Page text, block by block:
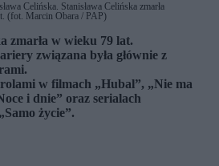
Celińska. Stanisława Celińska zmarła
(fot. Marcin Obara / PAP)
zmarła w wieku 79 lat.
związana była głównie z
rolami w filmach „Hubal”, „Nie ma
i dnie” oraz serialach
życie”.